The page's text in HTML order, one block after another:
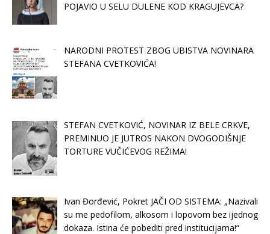
POJAVIO U SELU DULENE KOD KRAGUJEVCA?
NARODNI PROTEST ZBOG UBISTVA NOVINARA
STEFANA CVETKOVIĆA!
STEFAN CVETKOVIĆ, NOVINAR IZ BELE CRKVE,
PREMINUO JE JUTROS NAKON DVOGODIŠNJE
TORTURE VUČIĆEVOG REŽIMA!
Ivan Đorđević, Pokret JAČI OD SISTEMA: „Nazivali
su me pedofilom, alkosom i lopovom bez ijednog
dokaza. Istina će pobediti pred institucijama!“